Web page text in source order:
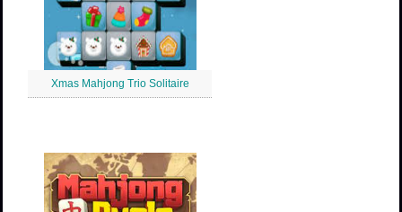
Xmas Mahjong Trio Solitaire